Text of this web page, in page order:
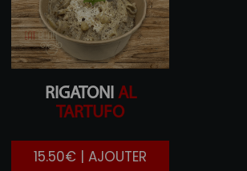
RIGATONIAL
TARTUFO
15.50€ | AJOUTER